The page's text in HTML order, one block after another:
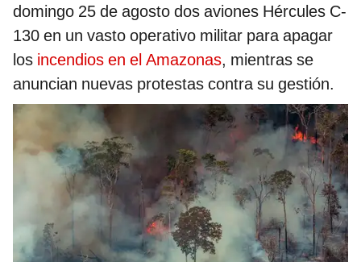
domingo 25 de agosto dos aviones Hércules C-
130 en un vasto operativo militar para apagar
los incendios en el Amazonas, mientras se
anuncian nuevas protestas contra su gestión.